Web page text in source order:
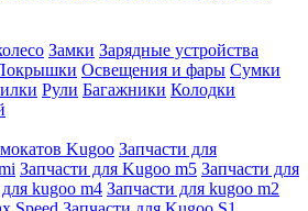
Замки Зарядные устройства
Освещения и фары Сумки
Рули Багажники Колодки
Kugoo Запчасти для
Запчасти для Kugoo m5 Запчасти для
kugoo m4 Запчасти для kugoo m2